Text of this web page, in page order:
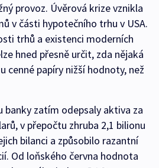
provoz. Úvěrová krize vznikla
v části hypotečního trhu v USA.
trhů a existenci moderních
hned přesně určit, zda nějaká
cenné papíry nižší hodnoty, než
banky zatím odepsaly aktiva za
v přepočtu zhruba 2,1 bilionu
bilanci a způsobilo razantní
Od loňského června hodnota